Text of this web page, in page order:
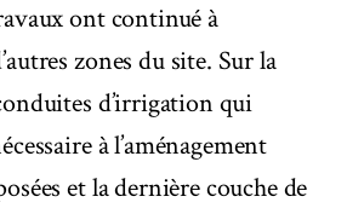
ont continué à
zones du site. Sur la
d’irrigation qui
à l’aménagement
et la dernière couche de